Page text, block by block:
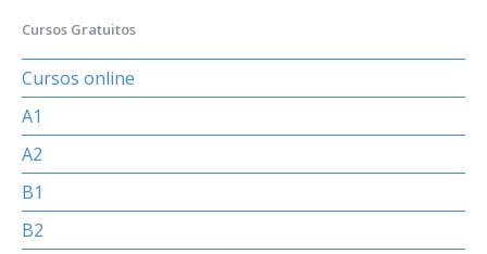
Cursos Gratuitos
Cursos online
A1
A2
B1
B2